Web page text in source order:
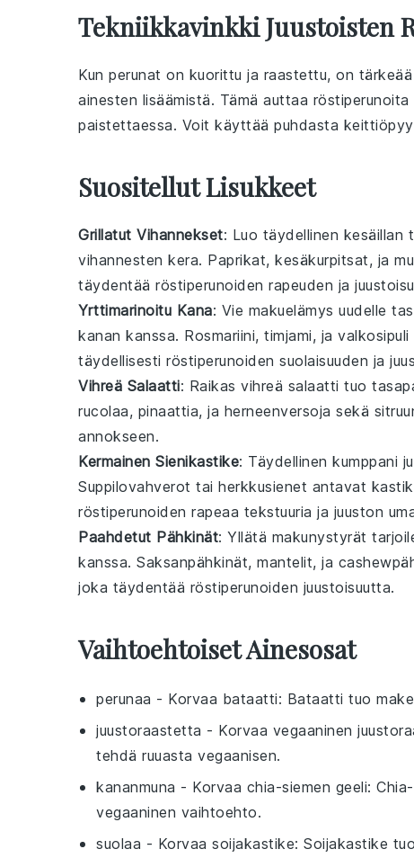
Tekniikkavinkki Juustoisten
Kun perunat on kuorittu ja raastettu, on
ainesten lisäämistä. Tämä auttaa röstiperunoita
paistettaessa. Voit käyttää puhdasta
Suositellut Lisukkeet
Grillatut Vihannekset: Luo täydellinen kesäillan
vihannesten kera. Paprikat, kesäkurpitsat, ja
täydentää röstiperunoiden rapeuden ja
Yrttimarinoitu Kana: Vie makuelämys uudelle
kanan kanssa. Rosmariini, timjami, ja valkosipuli
täydellisesti röstiperunoiden suolaisuuden ja
Vihreä Salaatti: Raikas vihreä salaatti tuo
rucolaa, pinaattia, ja herneenversoja sekä
annokseen.
Kermainen Sienikastike: Täydellinen kumppani
Suppilovahverot tai herkkusienet antavat
röstiperunoiden rapeaa tekstuuria ja juuston
Paahdetut Pähkinät: Yllätä makunystyrät
kanssa. Saksanpähkinät, mantelit, ja
joka täydentää röstiperunoiden juustoisuutta.
Vaihtoehtoiset Ainesosat
perunaa - Korvaa bataatti: Bataatti tuo
juustoraastetta - Korvaa vegaaninen
tehdä ruuasta vegaanisen.
kananmuna - Korvaa chia-siemen geeli:
vegaaninen vaihtoehto.
suolaa - Korvaa soijakastike: Soijakastike